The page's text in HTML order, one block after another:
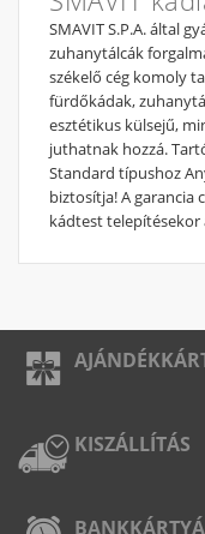
SMAVIT S.P.A. által
zuhanytálcák
székelő cég komoly
fürdőkádak,
esztétikus külsejű,
juthatnak hozzá.
Standard típushoz
biztosítja! A garancia
kádtest telepítésekor
KISZÁLLÍTÁS